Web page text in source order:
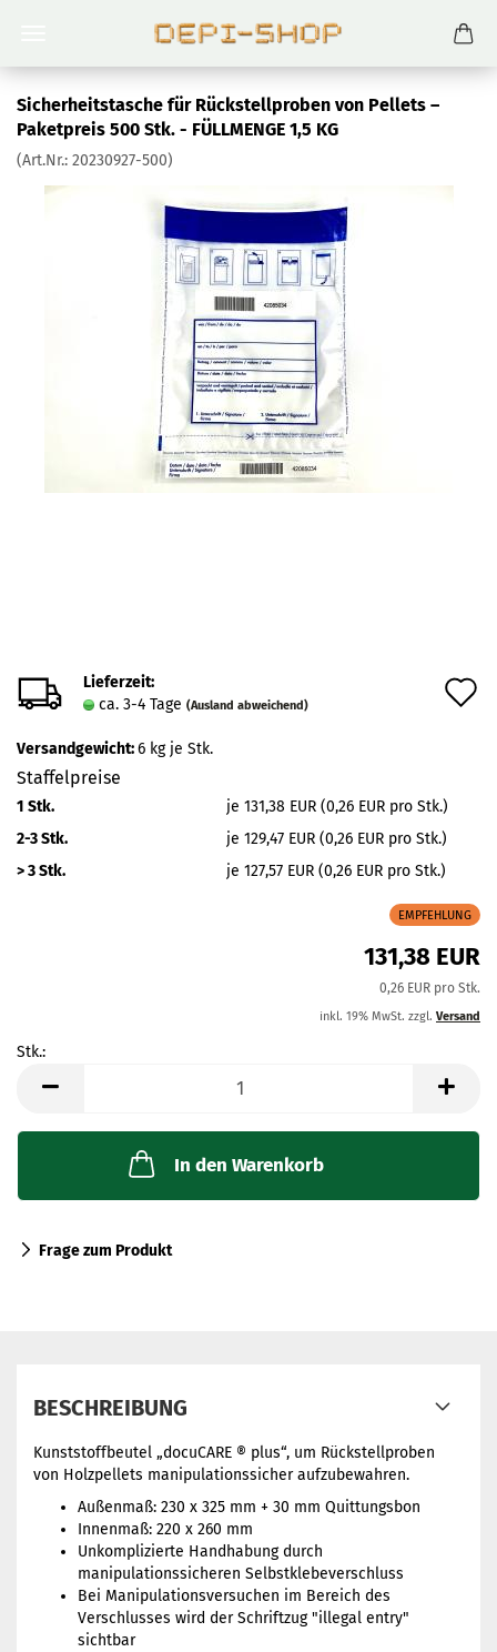
Sicherheitstasche für Rückstellproben von Pellets –
Paketpreis 500 Stk. - FÜLLMENGE 1,5 KG
(Art.Nr.: 20230927-500)
Lieferzeit:
ca. 3-4 Tage (Ausland abweichend)
Versandgewicht:6 kg je Stk.
Staffelpreise
1 Stk.
je 131,38 EUR (0,26 EUR pro Stk.)
2-3 Stk.
je 129,47 EUR (0,26 EUR pro Stk.)
> 3 Stk.
je 127,57 EUR (0,26 EUR pro Stk.)
EMPFEHLUNG
131,38 EUR
0,26 EUR pro Stk.
inkl. 19% MwSt. zzgl. Versand
Stk.:
In den Warenkorb
Frage zum Produkt
BESCHREIBUNG
Kunststoffbeutel „docuCARE ® plus“, um Rückstellproben
von Holzpellets manipulationssicher aufzubewahren.
Außenmaß: 230 x 325 mm + 30 mm Quittungsbon
Innenmaß: 220 x 260 mm
Unkomplizierte Handhabung durch
manipulationssicheren Selbstklebeverschluss
Bei Manipulationsversuchen im Bereich des
Verschlusses wird der Schriftzug "illegal entry"
sichtbar